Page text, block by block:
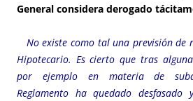
General considera derogado
No existe como tal una previsión de
Hipotecario. Es cierto que tras
por ejemplo en materia de
Reglamento ha quedado desfasado